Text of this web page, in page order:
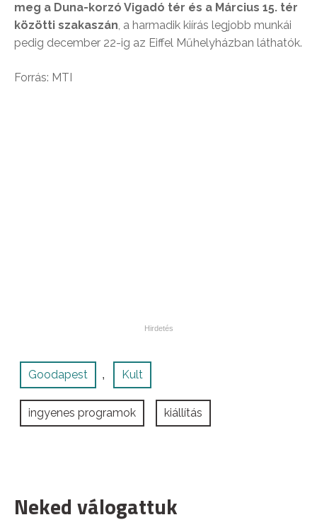
meg a Duna-korzó Vigadó tér és a Március 15. tér
közötti szakaszán, a harmadik kiírás legjobb munkái
pedig december 22-ig az Eiffel Műhelyházban láthatók.
Forrás: MTI
Goodapest , Kult
ingyenes programok kiállítás
Neked válogattuk